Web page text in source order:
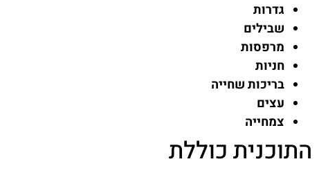
גדרות
שבילים
מרפסות
חניות
בריכות שחייה
עצים
צמחייה
התוכנית כוללת